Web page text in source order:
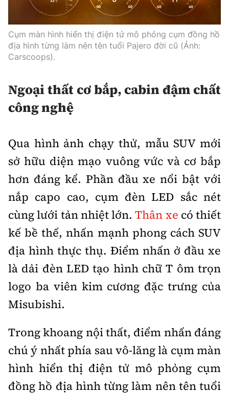
Cụm màn hình hiển thị điện tử mô phỏng cụm đồng hồ
địa hình từng làm nên tên tuổi Pajero đời cũ (Ảnh:
Carscoops).
Ngoại thất cơ bắp, cabin đậm chất
công nghệ
Qua hình ảnh chạy thử, mẫu SUV mới
sở hữu diện mạo vuông vức và cơ bắp
hơn đáng kể. Phần đầu xe nổi bật với
nắp capo cao, cụm đèn LED sắc nét
cùng lưới tản nhiệt lớn.Thân xe có thiết
kế bề thế, nhấn mạnh phong cách SUV
địa hình thực thụ. Điểm nhấn ở đầu xe
là dải đèn LED tạo hình chữ T ôm trọn
logo ba viên kim cương đặc trưng của
Misubishi.
Trong khoang nội thất, điểm nhấn đáng
chú ý nhất phía sau vô-lăng là cụm màn
hình hiển thị điện tử mô phỏng cụm
đồng hồ địa hình từng làm nên tên tuổi